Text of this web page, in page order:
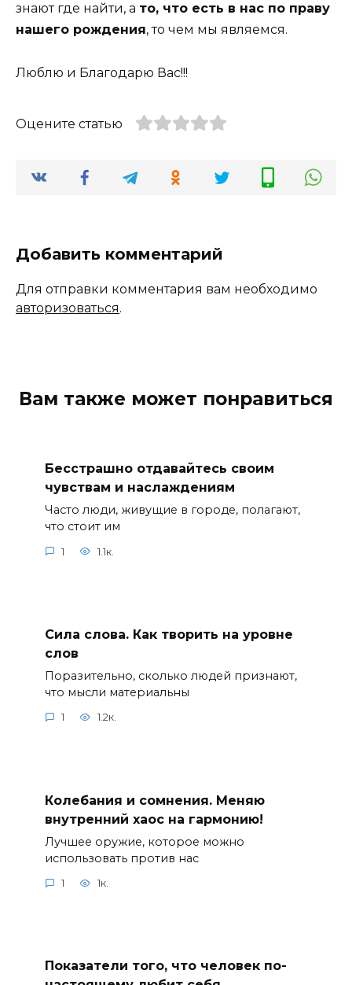
знают где найти, а то, что есть в нас по праву
нашего рождения, то чем мы являемся.
Люблю и Благодарю Вас!!!
Оцените статью
Добавить комментарий
Для отправки комментария вам необходимо
авторизоваться.
Вам также может понравиться
Бесстрашно отдавайтесь своим
чувствам и наслаждениям
Часто люди, живущие в городе, полагают,
что стоит им
1 1.1к.
Сила слова. Как творить на уровне
слов
Поразительно, сколько людей признают,
что мысли материальны
1 1.2к.
Колебания и сомнения. Меняю
внутренний хаос на гармонию!
Лучшее оружие, которое можно
использовать против нас
1 1к.
Показатели того, что человек по-